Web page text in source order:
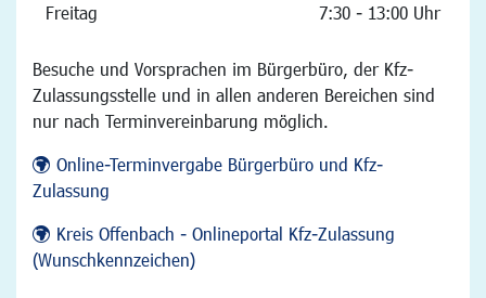
Freitag 7:30 - 13:00 Uhr
Besuche und Vorsprachen im Bürgerbüro, der Kfz-
Zulassungsstelle und in allen anderen Bereichen sind
nur nach Terminvereinbarung möglich.
Online-Terminvergabe Bürgerbüro und Kfz-
Zulassung
Kreis Offenbach - Onlineportal Kfz-Zulassung
(Wunschkennzeichen)